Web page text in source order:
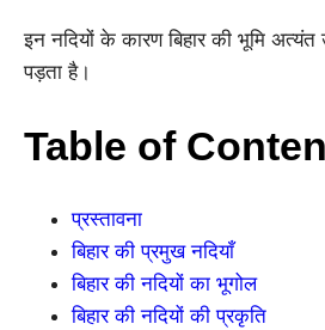
इन नदियों के कारण बिहार की भूमि
पड़ता है।
Table of
प्रस्तावना
बिहार की प्रमुख नदियाँ
बिहार की नदियों का भूगोल
बिहार की नदियों की प्रकृति